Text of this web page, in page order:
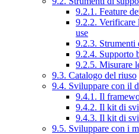
9.2.1. Feature
9.2.2. Verificare
use
9.2.3. Strumenti
9.2.4. Supporto
9.2.5. Misurare
9.3. Catalogo del riuso
9.4. Sviluppare con il
9.4.1. Il
9.4.2. Il kit di
9.4.3. Il kit di
9.5. Sviluppare con i